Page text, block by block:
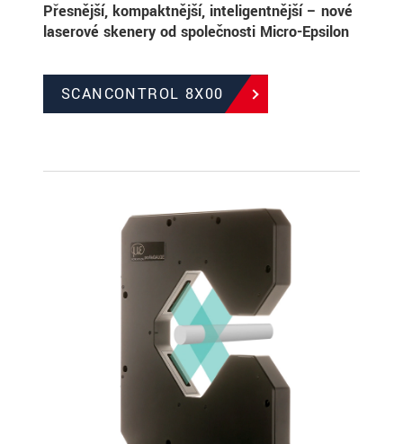
Přesnější, kompaktnější, inteligentnější – nové
laserové skenery od společnosti Micro-Epsilon
SCANCONTROL 8X00